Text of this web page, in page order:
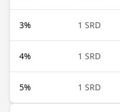
3% 1 SRD
4% 1 SRD
5% 1 SRD